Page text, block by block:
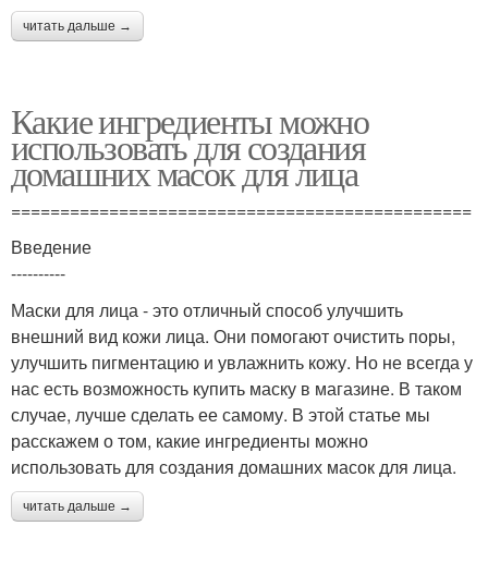
читать дальше →
Какие ингредиенты можно
использовать для создания
домашних масок для лица
===============================================
Введение
----------
Маски для лица - это отличный способ улучшить
внешний вид кожи лица. Они помогают очистить поры,
улучшить пигментацию и увлажнить кожу. Но не всегда у
нас есть возможность купить маску в магазине. В таком
случае, лучше сделать ее самому. В этой статье мы
расскажем о том, какие ингредиенты можно
использовать для создания домашних масок для лица.
читать дальше →